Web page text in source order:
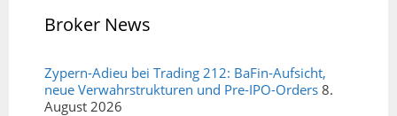
Broker News
Zypern-Adieu bei Trading 212: BaFin-Aufsicht,
neue Verwahrstrukturen und Pre-IPO-Orders 8.
August 2026